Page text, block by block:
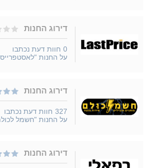
דירוג החנות
0 חוות דעת נכתבו
על החנות
דירוג החנות
327 חוות דעת נכתבו
על החנות "חשמל
דירוג החנות